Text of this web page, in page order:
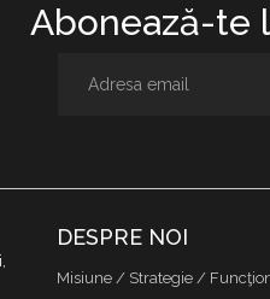
Abonează-te
DESPRE NOI
Misiune / Strategie /